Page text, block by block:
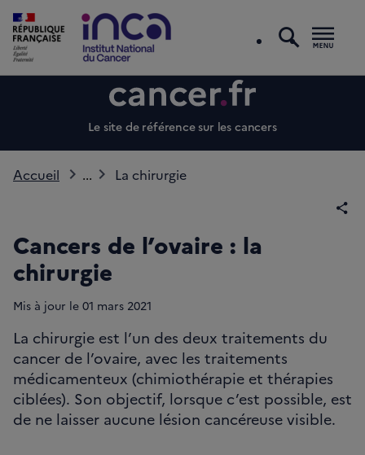
Le site de référence sur les cancers
Accueil ... La chirurgie
Cancers de l’ovaire : la
chirurgie
Mis à jour le 01 mars 2021
La chirurgie est l’un des deux traitements du
cancer de l’ovaire, avec les traitements
médicamenteux (chimiothérapie et thérapies
ciblées). Son objectif, lorsque c’est possible, est
de ne laisser aucune lésion cancéreuse visible.